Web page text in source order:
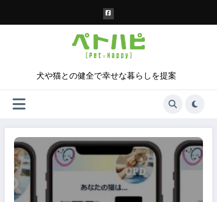
犬や猫との健全で幸せな暮らしを提案